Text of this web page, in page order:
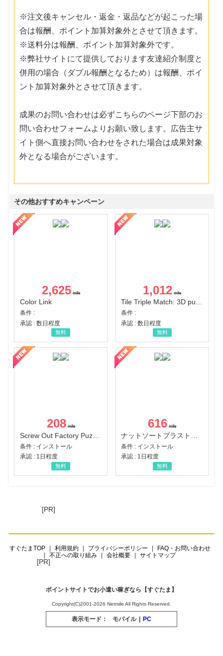
※注文後キャンセル・返金・返品などが起こった場
合は報酬、ポイント加算対象外とさせて頂きます。
※送料分は報酬、ポイント加算対象外です。
※弊社サイトにて提供しております友達紹介制度と
併用の場合（ダブル報酬となるため）は報酬、ポイ
ント加算対象外とさせて頂きます。
成果のお問い合わせは必ずこちらのページ下部のお
問い合わせフォームよりお願い致します。広告主サ
イト側へ直接お問い合わせをされた場合は成果対象
外となる場合がございます。
その他おすすめキャンペーン
2,625
Color Link
条件 :
承認 : 数日程度
無料
1,012
Tile Triple Match: 3D puzzle
条件 :
承認 : 数日程度
無料
208
Screw Out Factory Puzzle 3D（経験値バーのマイルストーンを5にする（ユーザーレベル5に到達する））（Android）
条件 : インストール
承認 : 1日程度
無料
616
条件 : インストール
承認 : 1日程度
無料
[PR]
すぐたまTOP 利用規約 プライバシーポリシー
FAQ・お問い合わせ
不正への取り組み
会社概要 サイトマップ
[PR]
ポイントサイトでお小遣い稼ぎなら【すぐたま】
Copyright(C)2001-2026 Netmile All Rights Reserved.
表示モード： モバイル | PC